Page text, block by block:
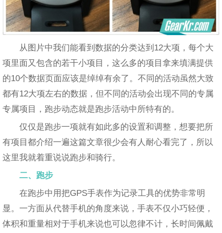
从图片中我们能看到数据的分类达到12大项，每个大
项里面又包含的若干小项目，这么多的项目拿来填满提供
的10个数据页面应该是绰绰有余了。不同的活动虽然大致
都有12大项左右的数据，但不同的活动会出现不同的专属
专属项目，跑步动态就是跑步活动中所特有的。
仅仅是跑步一项就有如此多的设置和调整，想要把所
有项目都介绍一遍这篇文章很少会有人耐心看完了，所以
这里我就着重说说跑步和骑行。
二、跑步
在跑步中用把GPS手表作为记录工具的优势非常明
显。一方面从代替手机的角度来说，手表不仅小巧轻便，
体积和重量相对于手机来说也可以忽律不计，长时间佩戴